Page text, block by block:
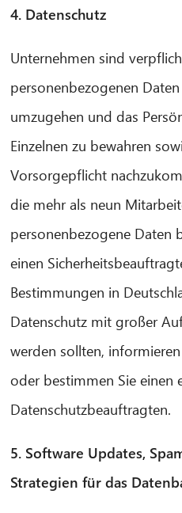
4. Datenschutz
Unternehmen sind
personenbezogenen
umzugehen und das
Einzelnen zu bewahren
Vorsorgepflicht
die mehr als neun
personenbezogene Daten
einen
Bestimmungen in
Datenschutz mit großer
werden sollten,
oder bestimmen Sie einen
Datenschutzbeauftragten.
5. Software Updates,
Strategien für das